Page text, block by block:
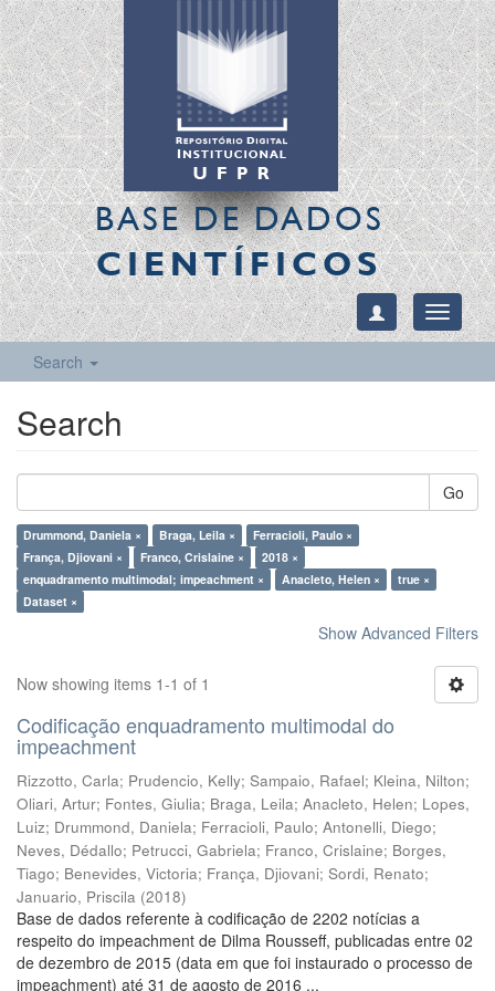
BASE DE DADOS
CIENTÍFICOS
Toggle
Search
Search
Go
Drummond, Daniela × Braga, Leila ×
Ferracioli, Paulo ×
França, Djiovani ×
Franco, Crislaine ×
2018 ×
enquadramento multimodal; impeachment ×
Anacleto, Helen ×
true ×
Dataset ×
Show Advanced Filters
Now showing items 1-1 of 1
Codificação enquadramento multimodal do
impeachment
Rizzotto, Carla; Prudencio, Kelly; Sampaio, Rafael; Kleina, Nilton;
Oliari, Artur; Fontes, Giulia; Braga, Leila; Anacleto, Helen; Lopes,
Luiz; Drummond, Daniela; Ferracioli, Paulo; Antonelli, Diego;
Neves, Dédallo; Petrucci, Gabriela; Franco, Crislaine; Borges,
Tiago; Benevides, Victoria; França, Djiovani; Sordi, Renato;
Januario, Priscila (2018)
Base de dados referente à codificação de 2202 notícias a
respeito do impeachment de Dilma Rousseff, publicadas entre 02
de dezembro de 2015 (data em que foi instaurado o processo de
impeachment) até 31 de agosto de 2016 ...